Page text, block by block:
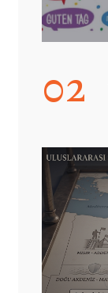
02